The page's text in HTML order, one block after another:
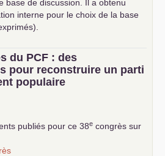
base de discussion. Il a obtenu
interne pour le choix de la base
du PCF : des
pour reconstruire un parti
populaire
publiés pour ce 38e congrès sur